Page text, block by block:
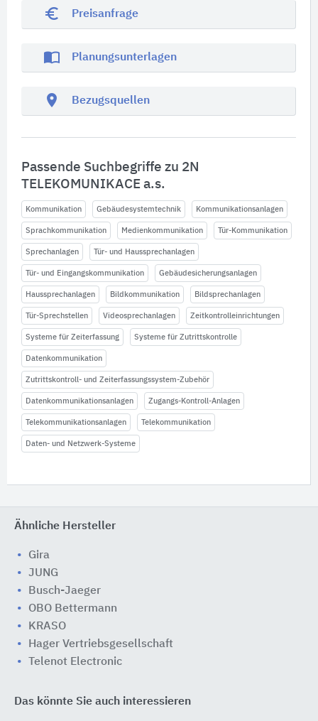
euro_symbol Preisanfrage
import_contacts Planungsunterlagen
location_on Bezugsquellen
Passende Suchbegriffe zu 2N
TELEKOMUNIKACE a.s.
Kommunikation Gebäudesystemtechnik Kommunikationsanlagen
Sprachkommunikation Medienkommunikation Tür-Kommunikation
Sprechanlagen Tür- und Haussprechanlagen
Tür- und Eingangskommunikation Gebäudesicherungsanlagen
Haussprechanlagen Bildkommunikation Bildsprechanlagen
Tür-Sprechstellen Videosprechanlagen Zeitkontrolleinrichtungen
Systeme für Zeiterfassung Systeme für Zutrittskontrolle
Datenkommunikation
Zutrittskontroll- und Zeiterfassungssystem-Zubehör
Datenkommunikationsanlagen Zugangs-Kontroll-Anlagen
Telekommunikationsanlagen Telekommunikation
Daten- und Netzwerk-Systeme
Ähnliche Hersteller
Gira
JUNG
Busch-Jaeger
OBO Bettermann
KRASO
Hager Vertriebsgesellschaft
Telenot Electronic
Das könnte Sie auch interessieren